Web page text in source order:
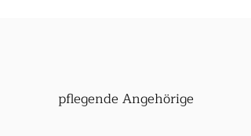
pflegende Angehörige